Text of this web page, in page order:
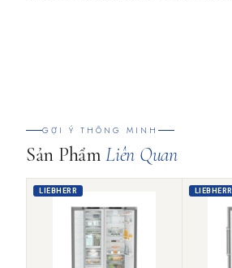
GỢI Ý THÔNG MINH
Sản PhẩmLiên Quan
LIEBHERR LIEBHERR